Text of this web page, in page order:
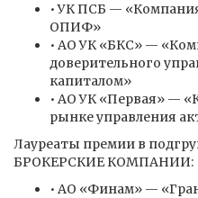
• УК ПСБ —
ОПИФ»
• АО УК «БКС» —
доверительного
капиталом»
• АО УК «Первая» —
рынке управления
Лауреаты премии в
БРОКЕРСКИЕ КОМПАНИИ:
• АО «Финам» —